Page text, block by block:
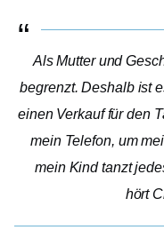
Als Mutter und
begrenzt. Deshalb ist
einen Verkauf für den
mein Telefon, um
mein Kind tanzt
hört